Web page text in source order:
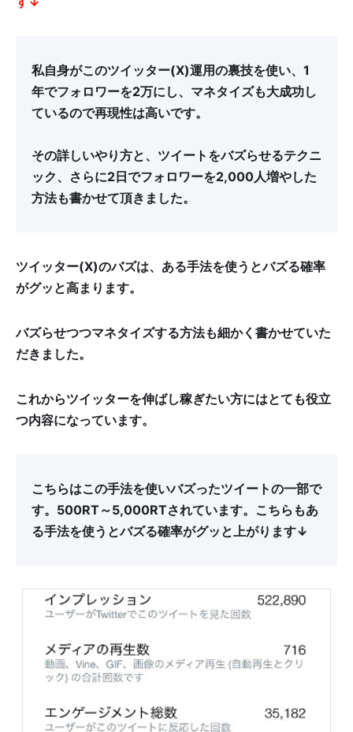
私自身がこのツイッター(X)運用の裏技を使い、1
年でフォロワーを2万にし、マネタイズも大成功し
ているので再現性は高いです。
その詳しいやり方と、ツイートをバズらせるテクニ
ック、さらに2日でフォロワーを2,000人増やした
方法も書かせて頂きました。
ツイッター(X)のバズは、ある手法を使うとバズる確率
がグッと高まります。
バズらせつつマネタイズする方法も細かく書かせていた
だきました。
これからツイッターを伸ばし稼ぎたい方にはとても役立
つ内容になっています。
こちらはこの手法を使いバズったツイートの一部で
す。500RT～5,000RTされています。こちらもあ
る手法を使うとバズる確率がグッと上がります↓